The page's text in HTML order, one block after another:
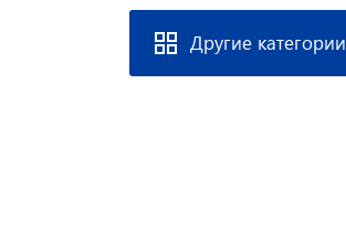
Другие категории